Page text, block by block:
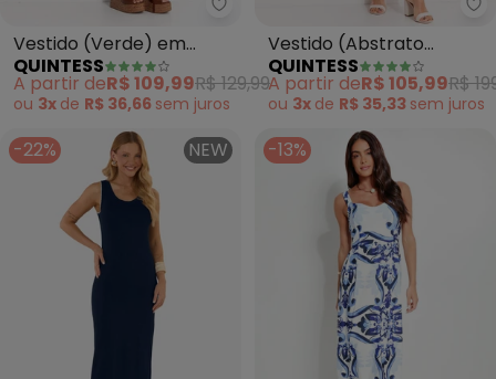
Quintess - Vestido (Verde) em
Vestido (Verde) em
Malha de Viscose
QUINTESS
A partir deR$ 109,99R$ 129,99
ou 3x de R$ 36,66 sem juros
Vestido (Abstrato
Bicolor) em Malha de
Viscose
QUINTESS
A partir deR$ 105,99R$
ou 3x de R$ 35,33 sem juros
-22% NEW -13%